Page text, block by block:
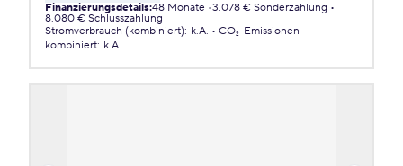
Finanzierungsdetails:48 Monate 3.078 € Sonderzahlung
8.080 € Schlusszahlung
Stromverbrauch (kombiniert): k.A.
CO₂-Emissionen
kombiniert: k.A.